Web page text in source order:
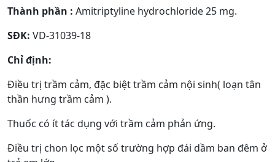
Thành phần : Amitriptyline hydrochloride 25 mg.
SĐK: VD-31039-18
Chỉ định:
Điều trị trầm cảm, đặc biệt trầm cảm nội sinh( loạn tân
thần hưng trầm cảm ).
Thuốc có ít tác dụng với trầm cảm phản ứng.
Điều trị chon lọc một số trường hợp đái dầm ban đêm ở